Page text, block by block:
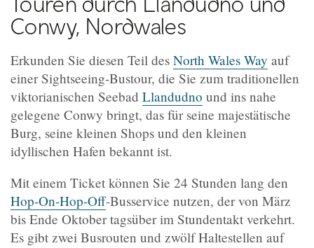
Conwy, Nordwales
Erkunden Sie diesen Teil des North Wales Way auf
einer Sightseeing-Bustour, die Sie zum traditionellen
viktorianischen Seebad Llandudno und ins nahe
gelegene Conwy bringt, das für seine majestätische
Burg, seine kleinen Shops und den kleinen
idyllischen Hafen bekannt ist.
Mit einem Ticket können Sie 24 Stunden lang den
Hop-On-Hop-Off-Busservice nutzen, der von März
bis Ende Oktober tagsüber im Stundentakt verkehrt.
Es gibt zwei Busrouten und zwölf Haltestellen auf